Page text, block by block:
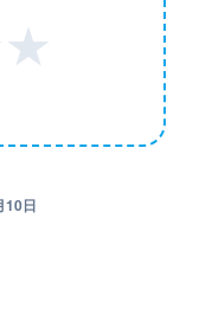
★
10日